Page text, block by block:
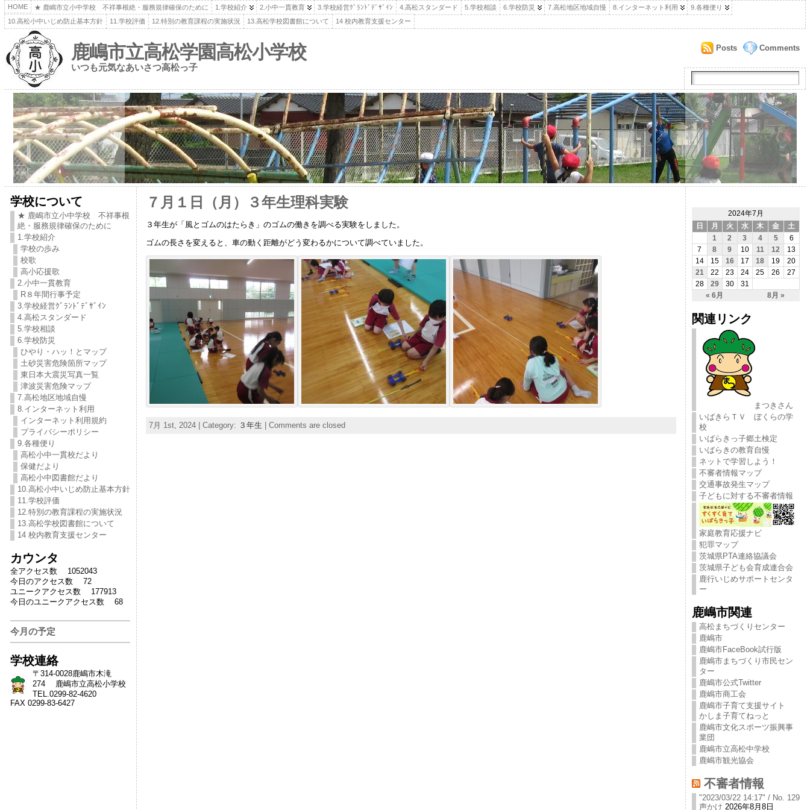
HOME ★ 鹿嶋市立小中学校 不祥事根絶・服務規律確保のために 1.学校紹介 2.小中一貫教育 3.学校経営ｸﾞﾗﾝﾄﾞﾃﾞｻﾞｲﾝ 4.高松スタンダード 5.学校相談 6.学校防災 7.高松地区地域自慢 8.インターネット利用
9.各種便り
10.高松小中いじめ防止基本方針
11.学校評価 12.特別の教育課程の実施状況 13.高松学校図書館について 14 校内教育支援センター
鹿嶋市立高松学園高松小学校
いつも元気なあいさつ高松っ子
Comments
Posts
学校について
★ 鹿嶋市立小中学校 不祥事根
絶・服務規律確保のために
1.学校紹介
学校の歩み
校歌
高小応援歌
2.小中一貫教育
R８年間行事予定
3.学校経営ｸﾞﾗﾝﾄﾞﾃﾞｻﾞｲﾝ
4.高松スタンダード
5.学校相談
6.学校防災
ひやり・ハッ！とマップ
土砂災害危険箇所マップ
東日本大震災写真一覧
津波災害危険マップ
7.高松地区地域自慢
8.インターネット利用
インターネット利用規約
プライバシーポリシー
9.各種便り
高松小中一貫校だより
保健だより
高松小中図書館だより
10.高松小中いじめ防止基本方針
11.学校評価
12.特別の教育課程の実施状況
13.高松学校図書館について
14 校内教育支援センター
カウンタ
全アクセス数 1052043
今日のアクセス数 72
ユニークアクセス数 177913
今日のユニークアクセス数 68
今月の予定
学校連絡
〒314-0028鹿嶋市木滝
274 鹿嶋市立高松小学校
TEL.0299-82-4620
FAX 0299-83-6427
７月１日（月）３年生理科実験
３年生が「風とゴムのはたらき」のゴムの働きを調べる実験をしました。
ゴムの長さを変えると、車の動く距離がどう変わるかについて調べていました。
7月 1st, 2024 | Category: ３年生 Comments are closed
2024年7月
日
月 火 水 木 金 土
« 6月 8月 »
1 2 3 4 5
6
7
8 9 10 11 12
13
14
15 16 17 18 19
20
21
22 23 24 25 26
27
28
29 30 31
関連リンク
まつきさん
いばきらＴＶ ぼくらの学
校
いばらきっ子郷土検定
いばらきの教育自慢
ネットで学習しよう！
不審者情報マップ
交通事故発生マップ
子どもに対する不審者情報
家庭教育応援ナビ
犯罪マップ
茨城県PTA連絡協議会
茨城県子ども会育成連合会
鹿行いじめサポートセンタ
ー
鹿嶋市関連
高松まちづくりセンター
鹿嶋市
鹿嶋市FaceBook試行版
鹿嶋市まちづくり市民セン
ター
鹿嶋市公式Twitter
鹿嶋市商工会
鹿嶋市子育て支援サイト
かしま子育てねっと
鹿嶋市文化スポーツ振興事
業団
鹿嶋市立高松中学校
鹿嶋市観光協会
不審者情報
"2023/03/22 14:17" / No. 129
声かけ 2026年8月8日